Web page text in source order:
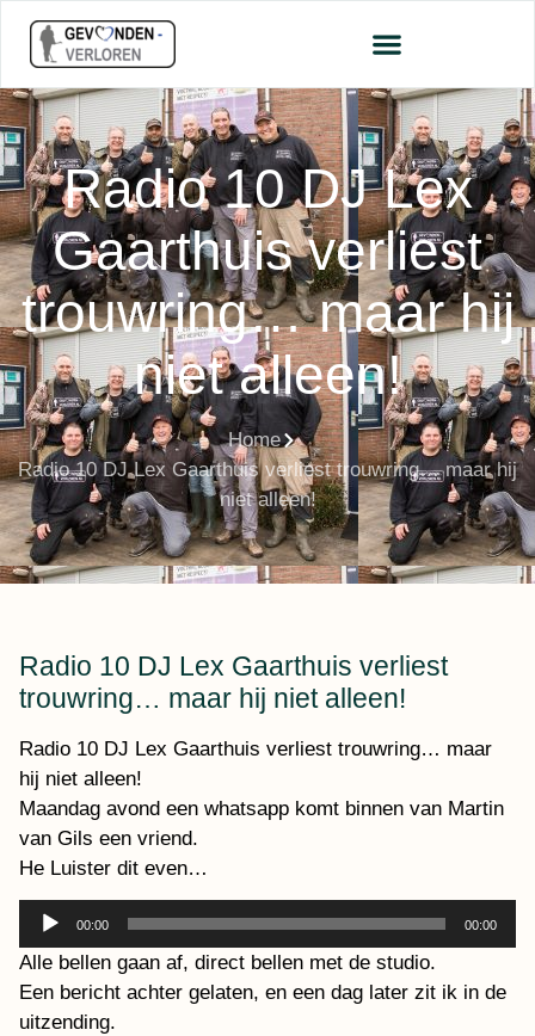
Radio 10 DJ Lex
Gaarthuis verliest
trouwring… maar hij
niet alleen!
Home
Radio 10 DJ Lex Gaarthuis verliest trouwring… maar hij
niet alleen!
Radio 10 DJ Lex Gaarthuis verliest
trouwring… maar hij niet alleen!
Radio 10 DJ Lex Gaarthuis verliest trouwring… maar
hij niet alleen!
Maandag avond een whatsapp komt binnen van Martin
van Gils een vriend.
He Luister dit even…
Audiospeler
00:00 00:00
Alle bellen gaan af, direct bellen met de studio.
Een bericht achter gelaten, en een dag later zit ik in de
uitzending.